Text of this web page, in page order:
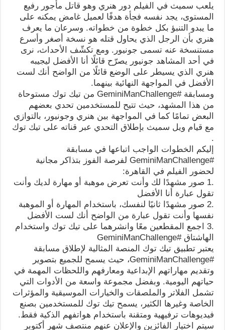
يلعب سميث في الفيلم دور هنري وهو قاتل مأجور رفيع
المستوى، يجد نفسه فجأة هدفًا لعميل غامض يمكنه على
ما يبدو التنبؤ بكل خطوة من خطواته. وسرعان ما يعرف
هنري بأن الرجل الذي يحاول قتله هو نسخة أصغر وأسرع
مستنسخة عنه تسمى جونيور. ومع تكشّف الأحداث، نرى
في أحد المشاهد جونيور يصرّح قائلًا أنا الأفضل ليجيبه
هنري الذي يسيطر على الوضع قائلًا من الواضح أنك لست
الأفضل في المواجهة النهائية بينهما.
ومسابقة #GeminiManChallenge من تيك توك مستوحاة
من هذا المشهد، حيث تتيح للمستخدمين تحدي بعضهم
البعض تمامًا كما في المواجهة بين هنري وجونيور، بالتوازي
مع قيام ويل سميث بإطلاق التحدي عبر قناته على تيك توك
.
إليكم الخطوات الواجب اتباعها في مسابقة
#GeminiManChallenge لفرصة الفوز بتذاكر مجانية
لحضور الفيلم في القاهرة:
.1 صور مشهدًا لك وأنت تعرض موهبة أو مهارة لديك وأنت
تقول عبارة أنا الأفضل
.2 صور مشهدًا ثانيًا لنفسك، باستخدام المهارة أو الموهبة
نفسها وأنت تقول عبارة من الواضح أنك لست الأفضل
.3 اجمع المقطعين معًا وانشرهما على تيك توك واستخدام
الهاشتاق #GeminiManChallenge
يعتبر تطبيق تيك توك المنصة المثالية لإطلاق مسابقة
#GeminiManChallenge، حيث يسمح للجميع بتصوير
وتقديم مهاراتهم الإبداعية ومعارفهم واللحظات المهمة في
حياتهم اليومية. وبفضل مجموعة واسعة من الأدوات التي
تشمل الفلاتر والملصقات والخيارات الموسيقية والمؤثرات
الخاصة وغيرها الكثير، يسمح تيك توك للمستخدمين بصنع
فيديوهات ترفيهية ومتقنة باستخدام هواتفهم الذكية فقط.
سيتم اختيار الفائزين والإعلان عنهم منتصف شهر أكتوبر